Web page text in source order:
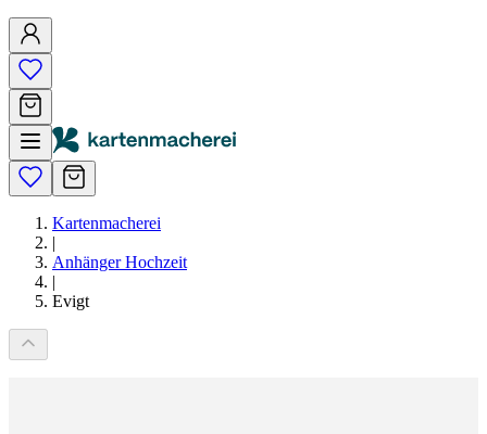
Kartenmacherei
|
Anhänger Hochzeit
|
Evigt